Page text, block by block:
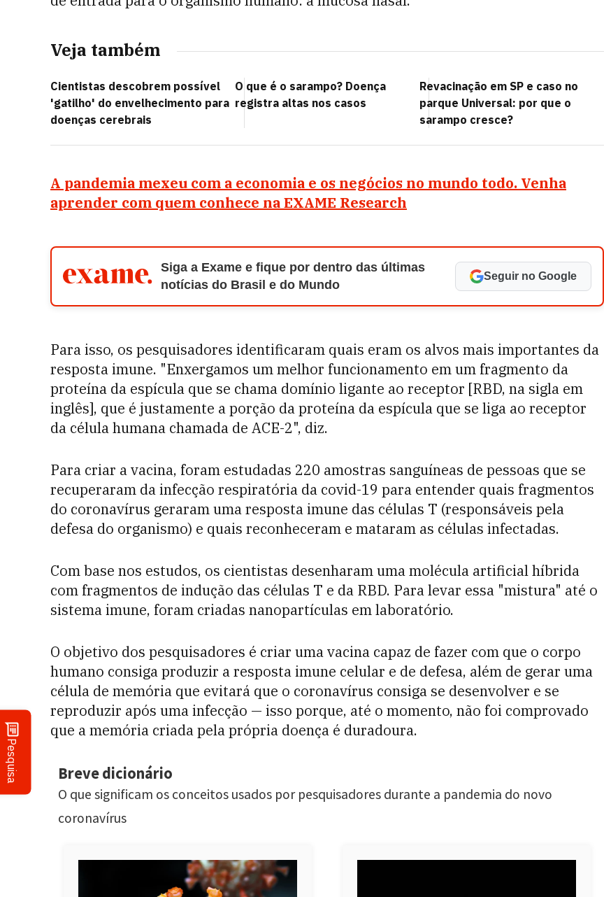
Pesquisa
Veja também
Cientistas descobrem possível
'gatilho' do envelhecimento para
doenças cerebrais
O que é o sarampo? Doença
registra altas nos casos
Revacinação em SP e caso no
parque Universal: por que o
sarampo cresce?
A pandemia mexeu com a economia e os negócios no mundo todo. Venha
aprender com quem conhece na EXAME Research
Siga a Exame e fique por dentro das últimas
notícias do Brasil e do Mundo
Seguir no Google
Para isso, os pesquisadores identificaram quais eram os alvos mais importantes da
resposta imune. "Enxergamos um melhor funcionamento em um fragmento da
proteína da espícula que se chama domínio ligante ao receptor [RBD, na sigla em
inglês], que é justamente a porção da proteína da espícula que se liga ao receptor
da célula humana chamada de ACE-2", diz.
Para criar a vacina, foram estudadas 220 amostras sanguíneas de pessoas que se
recuperaram da infecção respiratória da covid-19 para entender quais fragmentos
do coronavírus geraram uma resposta imune das células T (responsáveis pela
defesa do organismo) e quais reconheceram e mataram as células infectadas.
Com base nos estudos, os cientistas desenharam uma molécula artificial híbrida
com fragmentos de indução das células T e da RBD. Para levar essa "mistura" até o
sistema imune, foram criadas nanopartículas em laboratório.
O objetivo dos pesquisadores é criar uma vacina capaz de fazer com que o corpo
humano consiga produzir a resposta imune celular e de defesa, além de gerar uma
célula de memória que evitará que o coronavírus consiga se desenvolver e se
reproduzir após uma infecção — isso porque, até o momento, não foi comprovado
que a memória criada pela própria doença é duradoura.